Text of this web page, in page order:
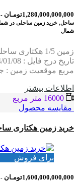
1,280,000,000,000تومـان
-
ساحل, خرید زمین ساحلی در
شمال
زمین 1/5
مربع موقعیت زمین :
اطلاعات بيشتر
مقایسه محصول
خرید زمین هکتاری
برای فروش
1,600,000,000,000تومـان